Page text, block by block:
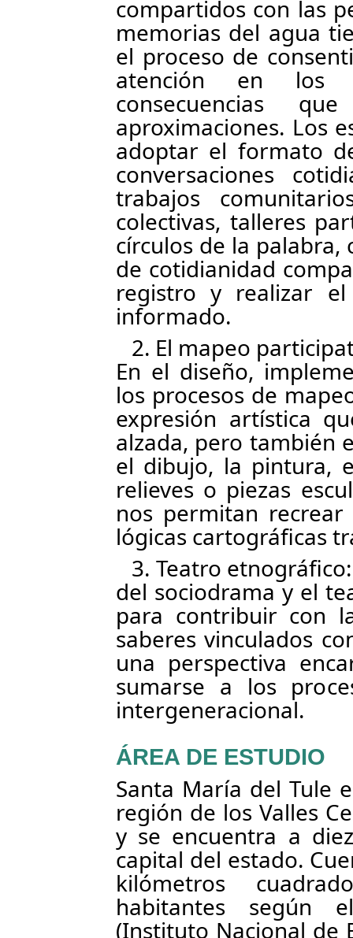
compartidos con las
memorias del agua
el proceso de
atención en los
consecuencias
aproximaciones. Los
adoptar el formato
conversaciones
trabajos
colectivas, talleres
círculos de la palabra,
de cotidianidad
registro y realizar el
informado.
2. El mapeo
En el diseño,
los procesos de
expresión artística
alzada, pero también
el dibujo, la pintura,
relieves o piezas
nos permitan
lógicas cartográficas
3. Teatro
del sociodrama y el
para contribuir con
saberes vinculados
una perspectiva
sumarse a los
intergeneracional.
ÁREA DE ESTUDIO
Santa María del Tule
región de los Valles
y se encuentra a
capital del estado.
kilómetros
habitantes según
(Instituto Nacional de